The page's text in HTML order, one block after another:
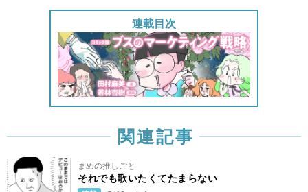
連載目次
関連記事
まめの推しごと
それでも歌いたくてたまらない